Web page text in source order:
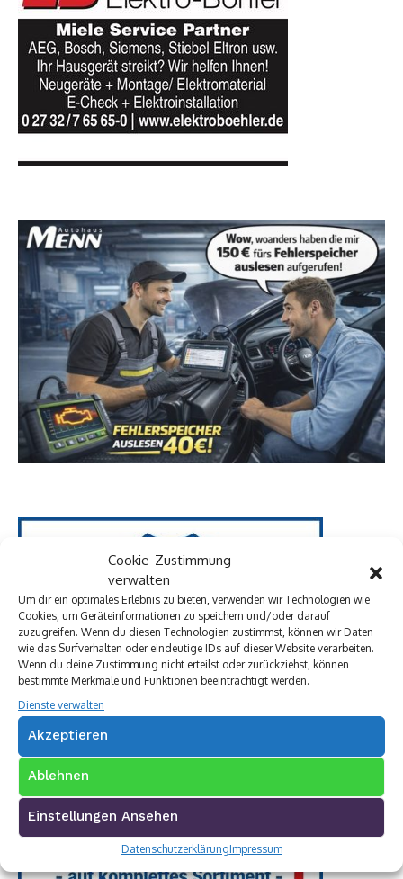
Cookie-Zustimmung
verwalten
Um dir ein optimales Erlebnis zu bieten, verwenden wir Technologien wie
Cookies, um Geräteinformationen zu speichern und/oder darauf
zuzugreifen. Wenn du diesen Technologien zustimmst, können wir Daten
wie das Surfverhalten oder eindeutige IDs auf dieser Website verarbeiten.
Wenn du deine Zustimmung nicht erteilst oder zurückziehst, können
bestimmte Merkmale und Funktionen beeinträchtigt werden.
Dienste verwalten
Akzeptieren
Ablehnen
Einstellungen Ansehen
DatenschutzerklärungImpressum